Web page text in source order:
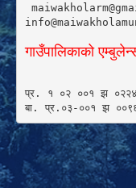
गाउँपालिकाको
प्र. १ ०२ ००१ झ ०२२४ः
बा. प्र.०३-००१ झ